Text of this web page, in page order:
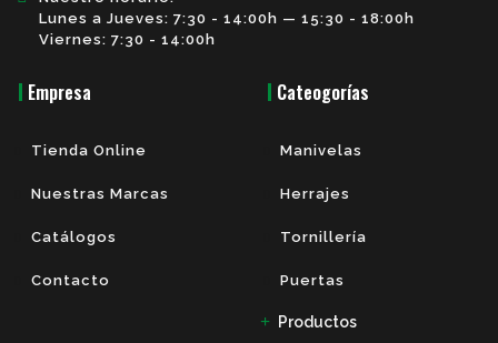
Lunes a Jueves: 7:30 - 14:00h — 15:30 - 18:00h
Viernes: 7:30 - 14:00h
Empresa
Tienda Online
Nuestras Marcas
Catálogos
Contacto
Cateogorías
Manivelas
Herrajes
Tornillería
Puertas
Productos